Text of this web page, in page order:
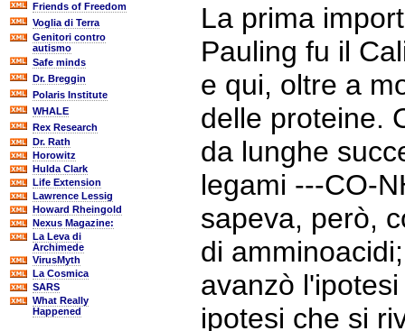
Friends of Freedom
Voglia di Terra
Genitori contro
autismo
Safe minds
Dr. Breggin
Polaris Institute
WHALE
Rex Research
Dr. Rath
Horowitz
Hulda Clark
Life Extension
Lawrence Lessig
Howard Rheingold
Nexus Magazine:
La Leva di
Archimede
VirusMyth
La Cosmica
SARS
What Really
Happened
La prima
Pauling fu il
e qui, oltre a
delle proteine.
da lunghe
legami ---CO-
sapeva, però,
di
avanzò
ipotesi che si